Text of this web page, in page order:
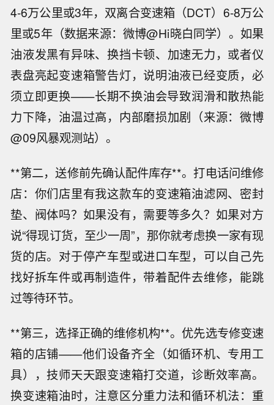
4-6万公里或3年，双离合变速箱（DCT）6-8万公
里或5年（数据来源：微博@Hi晓白同学）。如果
油液发黑有异味、换挡卡顿、加速无力，或者仪
表盘亮起变速箱警告灯，说明油液已经变质，必
须立即更换——长期不换油会导致润滑和散热能
力下降，油温过高，内部磨损加剧（来源：微博
@09风暴观测站）。
**第二，送修前先确认配件库存**。打电话问维修
店：你们店里有我这款车的变速箱油滤网、密封
垫、阀体吗？如果没有，需要等多久？如果对方
说“得现订货，至少一周”，那你就考虑换一家有现
货的店。对于停产车型或进口车型，可以自己先
找好拆车件或再制造件，带着配件去维修，能跳
过等待环节。
**第三，选择正确的维修机构**。优先选专修变速
箱的店铺——他们设备齐全（如循环机、专用工
具），技师天天跟变速箱打交道，诊断效率高。
换变速箱油时，注意区分重力法和循环机法：重